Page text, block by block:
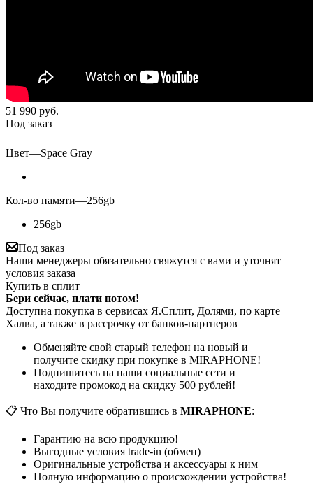
51 990 руб.
Под заказ
Цвет—Space Gray
Кол-во памяти—256gb
256gb
Под заказ
Наши менеджеры обязательно свяжутся с вами и уточнят
условия заказа
Купить в сплит
Бери сейчас, плати потом!
Доступна покупка в сервисах Я.Сплит, Долями, по карте
Халва, а также в рассрочку от банков-партнеров
Обменяйте свой старый телефон на новый и
получите скидку при покупке в MIRAPHONE!
Подпишитесь на наши социальные сети и
находите промокод на скидку 500 рублей!
📋 Что Вы получите обратившись в MIRAPHONE:
Гарантию на всю продукцию!
Выгодные условия trade-in (обмен)
Оригинальные устройства и аксессуары к ним
Полную информацию о происхождении устройства!